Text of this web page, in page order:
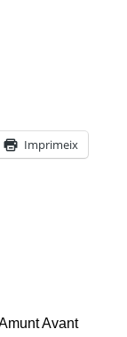
Imprimeix
Avant